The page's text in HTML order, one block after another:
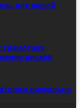
для вашей
грамотная
рисков
визуально